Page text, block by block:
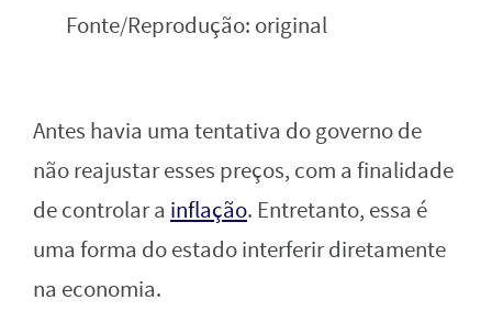
Fonte/Reprodução: original
Antes havia uma tentativa do governo de
não reajustar esses preços, com a finalidade
de controlar a inflação. Entretanto, essa é
uma forma do estado interferir diretamente
na economia.